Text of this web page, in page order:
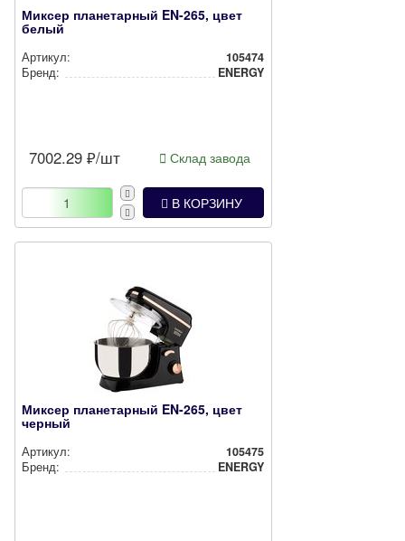
Миксер планетарный EN-265, цвет
белый
Артикул:
105474
Бренд:
ENERGY
7002.29 ₽/шт Склад завода
В КОРЗИНУ
Миксер планетарный EN-265, цвет
черный
Артикул:
105475
Бренд:
ENERGY